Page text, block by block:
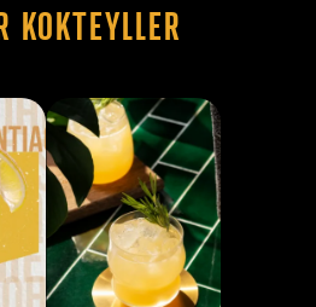
Kokteyller